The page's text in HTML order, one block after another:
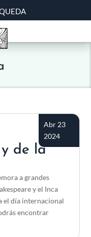
de la
Abr 23
2024
a grandes
y el Inca
el día internacional
encontrar